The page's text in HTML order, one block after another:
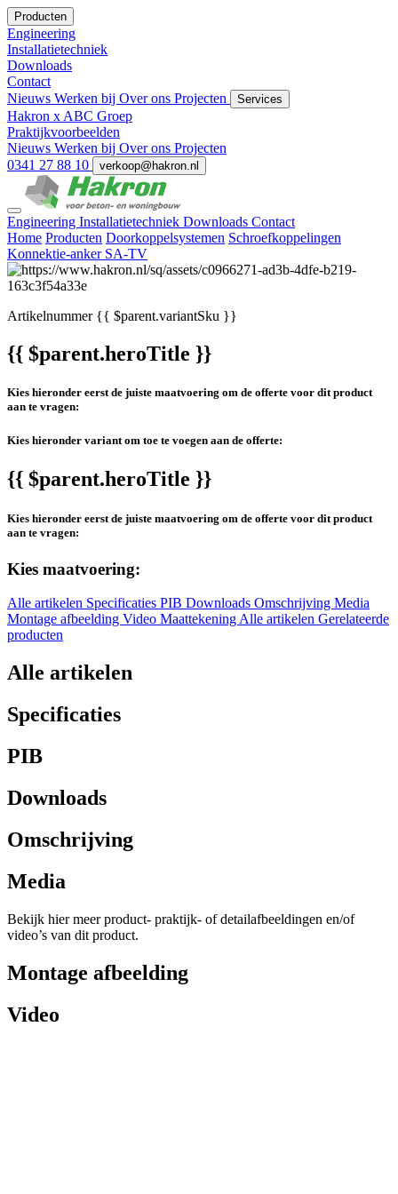
Producten
Engineering
Installatietechniek
Downloads
Contact
Nieuws Werken bij Over ons Projecten Services
Hakron x ABC Groep
Praktijkvoorbeelden
Nieuws Werken bij Over ons Projecten
0341 27 88 10
verkoop@hakron.nl
Engineering Installatietechniek Downloads Contact
Home Producten Doorkoppelsystemen Schroefkoppelingen
Konnektie-anker SA-TV
Artikelnummer{{ $parent.variantSku }}
{{ $parent.heroTitle }}
Kies hieronder eerst de juiste maatvoering om de offerte voor dit product
aan te vragen:
Kies hieronder variant om toe te voegen aan de offerte:
{{ $parent.heroTitle }}
Kies hieronder eerst de juiste maatvoering om de offerte voor dit product
aan te vragen:
Kies maatvoering:
Alle artikelen Specificaties PIB Downloads Omschrijving Media
Montage afbeelding Video MaattekeningAlle artikelen Gerelateerde
producten
Alle artikelen
Specificaties
PIB
Downloads
Omschrijving
Media
Bekijk hier meer product- praktijk- of detailafbeeldingen en/of
video’s van dit product.
Montage afbeelding
Video